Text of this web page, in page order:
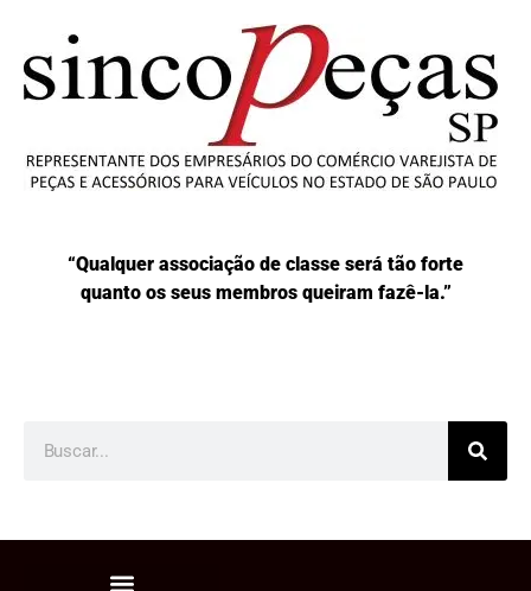
“Qualquer associação de classe será tão forte
quanto os seus membros queiram fazê-la.”